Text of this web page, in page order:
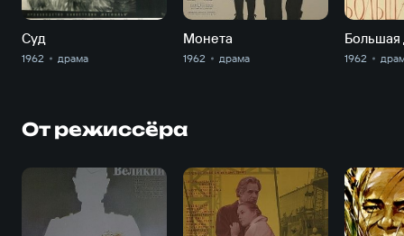
Суд
1962 драма
Монета
1962 драма
Большая
1962
От режиссёра